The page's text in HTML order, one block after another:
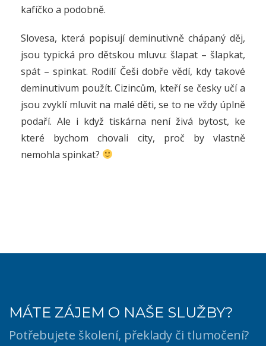
kafíčko a podobně.
Slovesa, která popisují deminutivně chápaný děj,
jsou typická pro dětskou mluvu: šlapat – šlapkat,
spát – spinkat. Rodilí Češi dobře vědí, kdy takové
deminutivum použít. Cizincům, kteří se česky učí a
jsou zvyklí mluvit na malé děti, se to ne vždy úplně
podaří. Ale i když tiskárna není živá bytost, ke
které bychom chovali city, proč by vlastně
nemohla spinkat?
MÁTE ZÁJEM O NAŠE SLUŽBY?
Potřebujete školení, překlady či tlumočení?